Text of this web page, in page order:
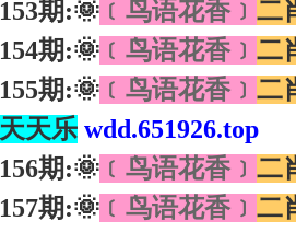
153期:🌞 ﹝鸟语花香﹞ 二
154期:🌞 ﹝鸟语花香﹞ 二
155期:🌞 ﹝鸟语花香﹞ 二
天天乐 wdd.651926.top
156期:🌞 ﹝鸟语花香﹞ 二
157期:🌞 ﹝鸟语花香﹞ 二